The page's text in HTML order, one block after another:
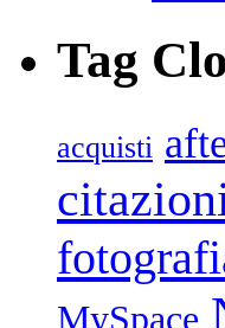
Tag
acquisti
MySpace